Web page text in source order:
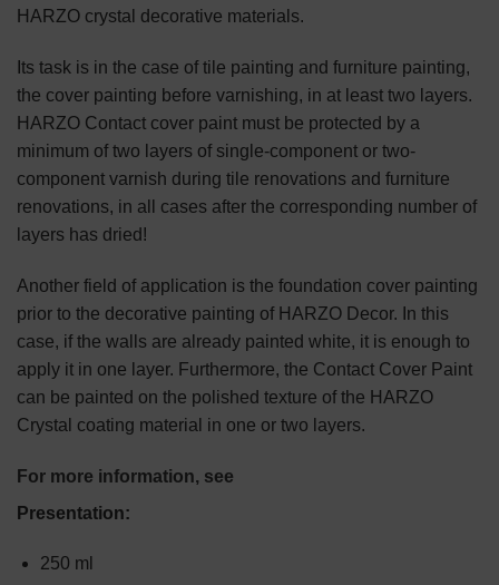
HARZO crystal decorative materials.
Its task is in the case of tile painting and furniture painting,
the cover painting before varnishing, in at least two layers.
HARZO Contact cover paint must be protected by a
minimum of two layers of single-component or two-
component varnish during tile renovations and furniture
renovations, in all cases after the corresponding number of
layers has dried!
Another field of application is the foundation cover painting
prior to the decorative painting of HARZO Decor. In this
case, if the walls are already painted white, it is enough to
apply it in one layer. Furthermore, the Contact Cover Paint
can be painted on the polished texture of the HARZO
Crystal coating material in one or two layers.
For more information, see
Presentation:
250 ml